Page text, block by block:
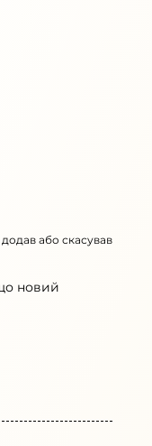
або скасував
новий